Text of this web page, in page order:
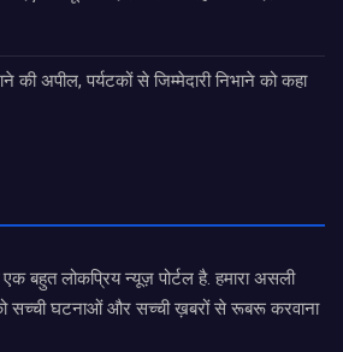
की अपील, पर्यटकों से जिम्मेदारी निभाने को कहा
बहुत लोकप्रिय न्यूज़ पोर्टल है. हमारा असली
सच्ची घटनाओं और सच्ची ख़बरों से रूबरू करवाना